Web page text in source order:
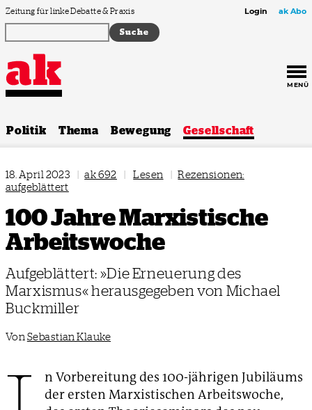
Zum Inhalt springen
Zeitung für linke Debatte & Praxis Login ak Abo
MENÜ
Politik Thema Bewegung Gesellschaft
18. April 2023 | ak 692 | Lesen | Rezensionen:
aufgeblättert
100 Jahre Marxistische
Arbeitswoche
Aufgeblättert: »Die Erneuerung des
Marxismus« herausgegeben von Michael
Buckmiller
Von Sebastian Klauke
n Vorbereitung des 100-jährigen Jubiläums
der ersten Marxistischen Arbeitswoche,